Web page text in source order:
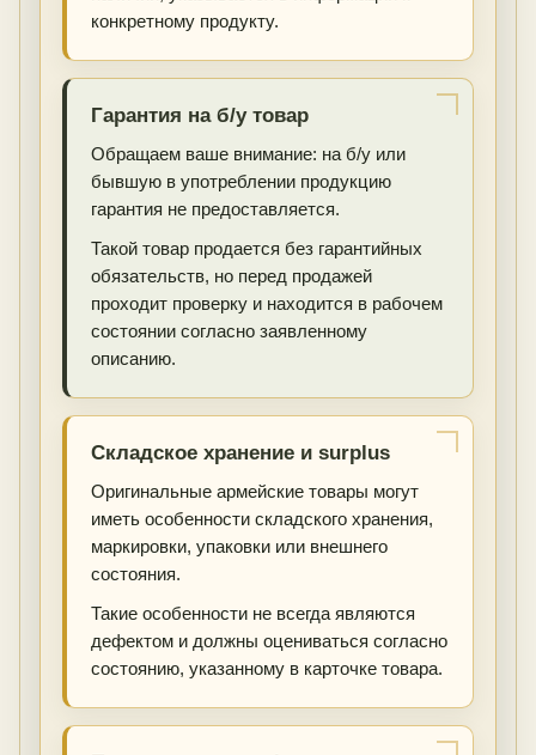
конкретному продукту.
Гарантия на б/у товар
Обращаем ваше внимание: на б/у или
бывшую в употреблении продукцию
гарантия не предоставляется.
Такой товар продается без гарантийных
обязательств, но перед продажей
проходит проверку и находится в рабочем
состоянии согласно заявленному
описанию.
Складское хранение и surplus
Оригинальные армейские товары могут
иметь особенности складского хранения,
маркировки, упаковки или внешнего
состояния.
Такие особенности не всегда являются
дефектом и должны оцениваться согласно
состоянию, указанному в карточке товара.